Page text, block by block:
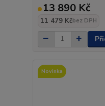
13 890 Kč
11 479 Kčbez DPH
Novinka